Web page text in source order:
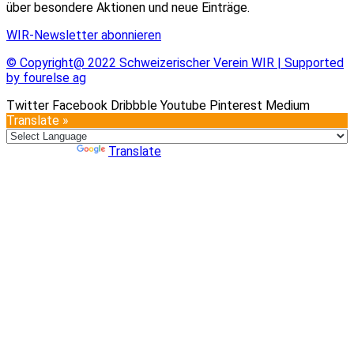
über besondere Aktionen und neue Einträge.
WIR-Newsletter abonnieren
© Copyright@ 2022 Schweizerischer Verein WIR | Supported
by fourelse ag
Twitter Facebook Dribbble Youtube Pinterest Medium
Translate »
Translate